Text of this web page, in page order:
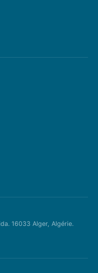
16033 Alger, Algérie.